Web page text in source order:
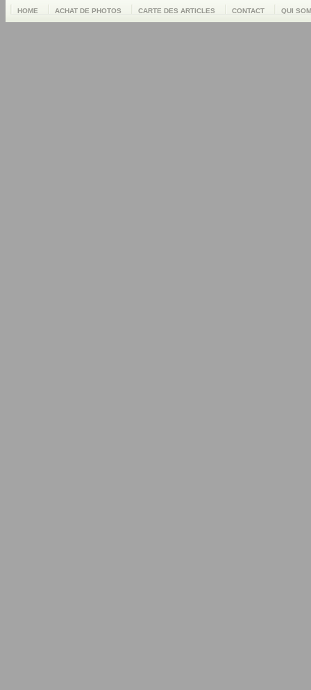
HOME ACHAT DE PHOTOS CARTE DES ARTICLES CONTACT QUI